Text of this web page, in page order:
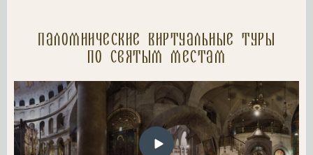
Паломнические Виртуальные туры
по святым местам